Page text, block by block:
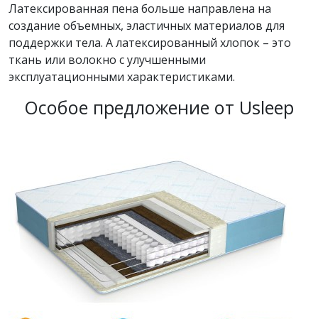
Латексированная пена больше направлена на
создание объемных, эластичных материалов для
поддержки тела. А латексированный хлопок – это
ткань или волокно с улучшенными
эксплуатационными характеристиками.
Особое предложение от Usleep